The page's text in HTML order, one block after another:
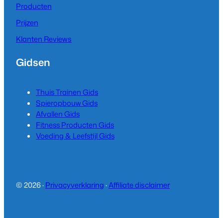
Producten
Prijzen
Klanten Reviews
Gidsen
Thuis Trainen Gids
Spieropbouw Gids
Afvallen Gids
Fitness Producten Gids
Voeding & Leefstijl Gids
© 2026 ·Privacyverklaring·Affiliate disclaimer